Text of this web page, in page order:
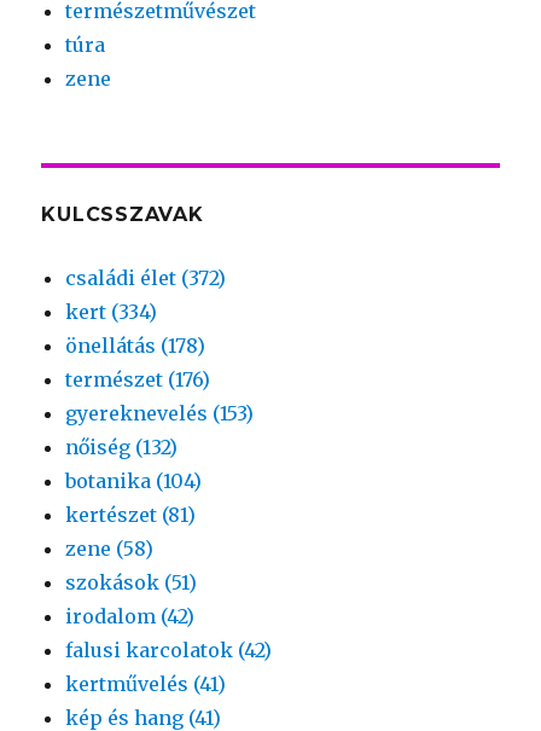
természetművészet
túra
zene
KULCSSZAVAK
családi élet (372)
kert (334)
önellátás (178)
természet (176)
gyereknevelés (153)
nőiség (132)
botanika (104)
kertészet (81)
zene (58)
szokások (51)
irodalom (42)
falusi karcolatok (42)
kertművelés (41)
kép és hang (41)